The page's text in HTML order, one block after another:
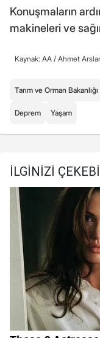
Konuşmaların
makineleri ve
Kaynak: AA / Ahmet
Tarım ve Orman Bakanlığı
Deprem Yaşam